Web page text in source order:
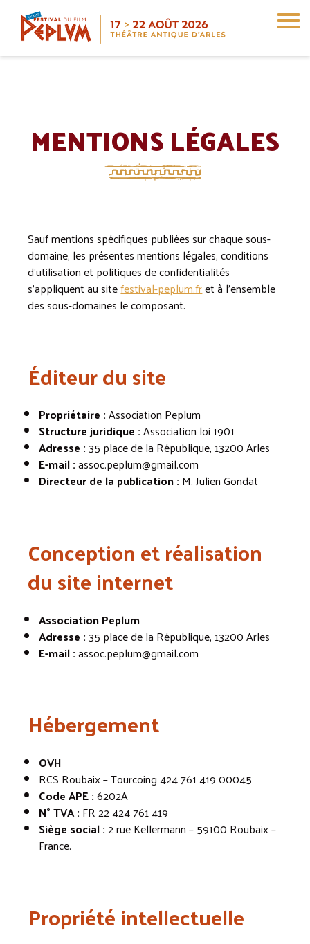
contenu
principal
MENTIONS LÉGALES
Sauf mentions spécifiques publiées sur chaque sous-
domaine, les présentes mentions légales, conditions
d’utilisation et politiques de confidentialités
s’appliquent au sitefestival-peplum.fret à l’ensemble
des sous-domaines le composant.
Éditeur du site
Propriétaire :Association Peplum
Structure juridique :Association loi 1901
Adresse :35 place de la République, 13200 Arles
E-mail :assoc.peplum@gmail.com
Directeur de la publication : M. Julien Gondat
Conception et réalisation
du site internet
Association Peplum
Adresse :35 place de la République, 13200 Arles
E-mail :assoc.peplum@gmail.com
Hébergement
OVH
RCS Roubaix – Tourcoing 424 761 419 00045
Code APE :6202A
N° TVA : FR 22 424 761 419
Siège social :2 rue Kellermann – 59100 Roubaix –
France.
Propriété intellectuelle